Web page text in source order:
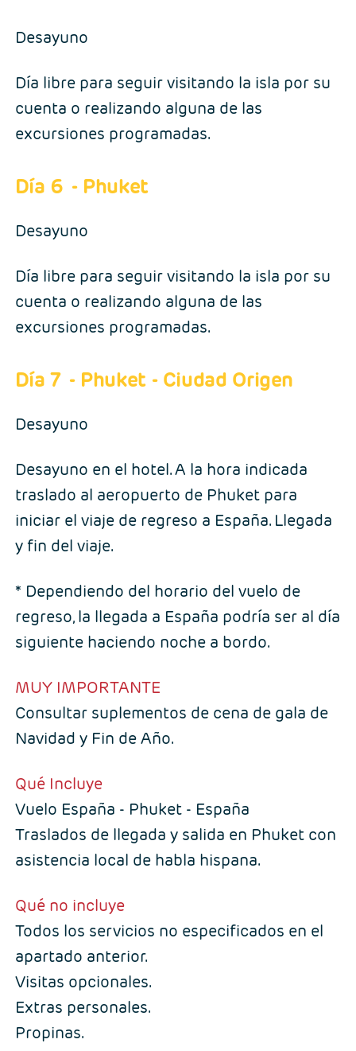
Desayuno
Día libre para seguir visitando la isla por su
cuenta o realizando alguna de las
excursiones programadas.
Día 6 - Phuket
Desayuno
Día libre para seguir visitando la isla por su
cuenta o realizando alguna de las
excursiones programadas.
Día 7 - Phuket - Ciudad Origen
Desayuno
Desayuno en el hotel. A la hora indicada
traslado al aeropuerto de Phuket para
iniciar el viaje de regreso a España. Llegada
y fin del viaje.
* Dependiendo del horario del vuelo de
regreso, la llegada a España podría ser al día
siguiente haciendo noche a bordo.
MUY IMPORTANTE
Consultar suplementos de cena de gala de
Navidad y Fin de Año.
Qué Incluye
Vuelo España - Phuket - España
Traslados de llegada y salida en Phuket con
asistencia local de habla hispana.
Qué no incluye
Todos los servicios no especificados en el
apartado anterior.
Visitas opcionales.
Extras personales.
Propinas.